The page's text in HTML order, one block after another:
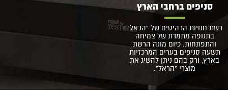
סניפים ברחבי הארץ
רשת חנויות הרהיטים של "הראל"
בתנופה מתמדת של צמיחה
והתפתחות. כיום מונה הרשת
תשעה סניפים בערים המרכזיות
בארץ, ורק בהם ניתן להשיג את
מוצרי "הראל".